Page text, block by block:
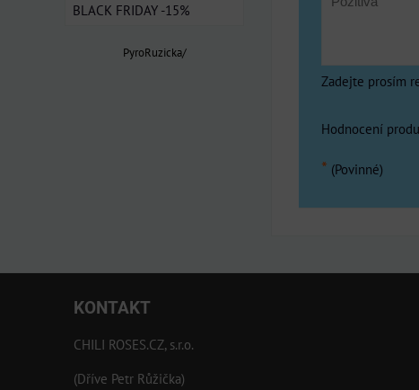
Zadejte prosím
Hodnocení
* (Povinné)
BLACK FRIDAY -15%
PyroRuzicka/
KONTAKT
CHILI ROSES.CZ, s.r.o.
(Dříve Petr Růžička)